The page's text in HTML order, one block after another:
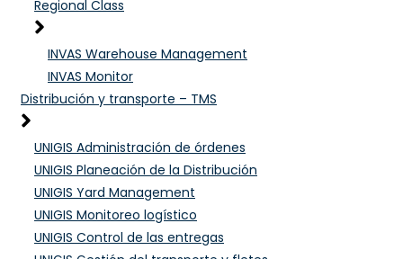
Regional Class
INVAS Warehouse Management
INVAS Monitor
Distribución y transporte – TMS
UNIGIS Administración de órdenes
UNIGIS Planeación de la Distribución
UNIGIS Yard Management
UNIGIS Monitoreo logístico
UNIGIS Control de las entregas